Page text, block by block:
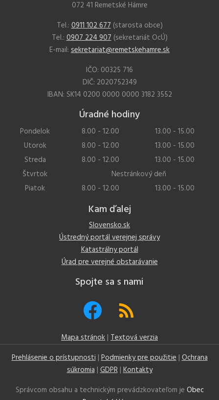
072 41 Remetské Hámre
Tel.:0911 102 677(starosta obce)
Tel.:0907 224 907(sekretariát OcÚ)
E-mail: sekretariat@remetskehamre.sk
IČO: 00325 716
DIČ: 2020752349
IBAN: SK14 0200 0000 0000 3182 3552
Úradné hodiny
Pondelok 8.00 - 12.00
13.00 - 15.00
Utorok
8.00 - 12.00
13.00 - 15.00
Streda
8.00 - 12.00
13.00 - 15.00
Štvrtok
Nestránkový deň
Piatok
8.00 - 12.00 13.00 - 15.00
Kam ďalej
Slovensko.sk
Ústredný portál verejnej správy
Katastrálny portál
Úrad pre verejné obstarávanie
Spojte sa s nami
Mapa stránok | Textová verzia
Prehlásenie o prístupnosti|Podmienky pre použitie|Ochrana
súkromia|GDPR|Kontakty
Správcom obsahu a technickým prevádzkovateľom je Obec